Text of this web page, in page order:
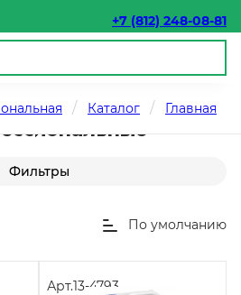
+7 (812) 248-08-81
Каталог Главная
чистящие и моющие
Фильтры
По умолчанию
Арт.13-4793